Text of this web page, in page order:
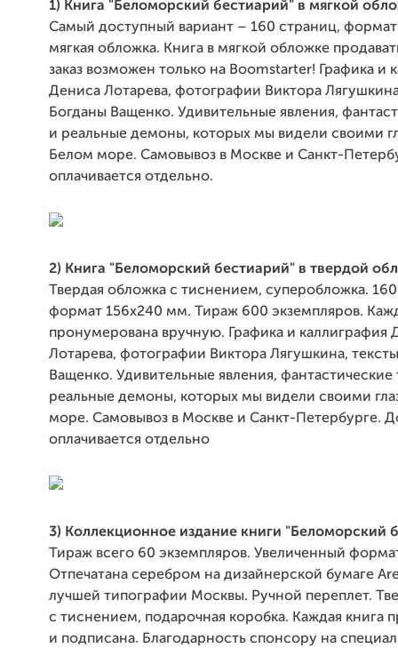
1) Книга "Беломорский бестиарий" в мягкой
Самый доступный вариант – 160 страниц,
мягкая обложка. Книга в мягкой обложке
заказ возможен только на Boomstarter! Графика и
Дениса Лотарева, фотографии Виктора
Богданы Ващенко. Удивительные явления,
и реальные демоны, которых мы видели своими
Белом море. Самовывоз в Москве и Санкт-
оплачивается отдельно.
2) Книга "Беломорский бестиарий" в твердой
Твердая обложка с тиснением, суперобложка.
формат 156х240 мм. Тираж 600 экземпляров.
пронумерована вручную. Графика и каллиграфия
Лотарева, фотографии Виктора Лягушкина,
Ващенко. Удивительные явления, фантастические
реальные демоны, которых мы видели своими
море. Самовывоз в Москве и Санкт-Петербурге.
оплачивается отдельно
3) Коллекционное издание книги "Беломорский
Тираж всего 60 экземпляров. Увеличенный
Отпечатана серебром на дизайнерской бумаге
лучшей типографии Москвы. Ручной переплет.
с тиснением, подарочная коробка. Каждая книга
и подписана. Благодарность спонсору на